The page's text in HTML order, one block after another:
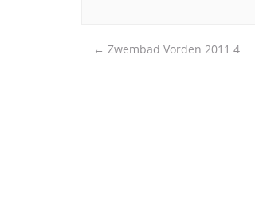
Post
← Zwembad Vorden 2011 4